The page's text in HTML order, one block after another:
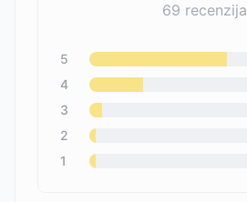
69 recenzija
5
4
3
2
1